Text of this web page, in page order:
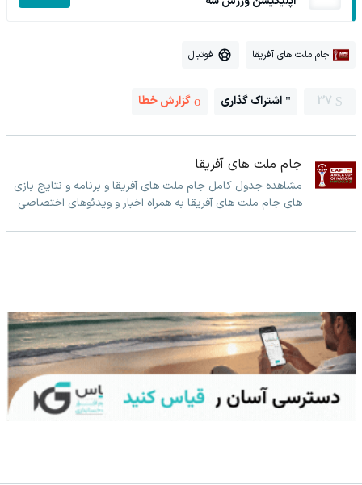
جام ملت های آفریقا فوتبال
37 اشتراک گذاری گزارش خطا
جام ملت های آفریقا
مشاهده جدول کامل جام ملت های آفریقا و برنامه و نتایج بازی
های جام ملت های آفریقا به همراه اخبار و ویدئوهای اختصاصی